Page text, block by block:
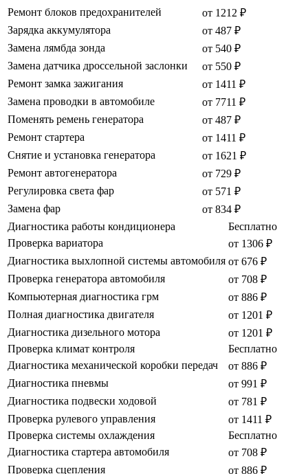
Ремонт блоков предохранителей
от 1212 ₽
Зарядка аккумулятора
от 487 ₽
Замена лямбда зонда
от 540 ₽
Замена датчика дроссельной заслонки
от 550 ₽
Ремонт замка зажигания
от 1411 ₽
Замена проводки в автомобиле
от 7711 ₽
Поменять ремень генератора
от 487 ₽
Ремонт стартера
от 1411 ₽
Снятие и установка генератора
от 1621 ₽
Ремонт автогенератора
от 729 ₽
Регулировка света фар
от 571 ₽
Замена фар
от 834 ₽
Диагностика работы кондиционера
Бесплатно
Проверка вариатора
от 1306 ₽
Диагностика выхлопной системы автомобиля от 676 ₽
Проверка генератора автомобиля
от 708 ₽
Компьютерная диагностика грм
от 886 ₽
Полная диагностика двигателя
от 1201 ₽
Диагностика дизельного мотора
от 1201 ₽
Проверка климат контроля
Бесплатно
Диагностика механической коробки передач
от 886 ₽
Диагностика пневмы
от 991 ₽
Диагностика подвески ходовой
от 781 ₽
Проверка рулевого управления
от 1411 ₽
Проверка системы охлаждения
Бесплатно
Диагностика стартера автомобиля
от 708 ₽
Проверка сцепления
от 886 ₽